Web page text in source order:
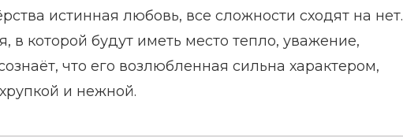
истинная любовь, все сложности сходят на нет.
которой будут иметь место тепло, уважение,
что его возлюбленная сильна характером,
и нежной.